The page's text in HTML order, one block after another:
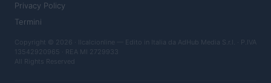
Privacy Policy
Termini
Copyright © 2026 · Ilcalcionline — Edito in Italia da AdHub Media S.r.l. · P.IVA
13542920965 · REA MI 2729933
All Rights Reserved